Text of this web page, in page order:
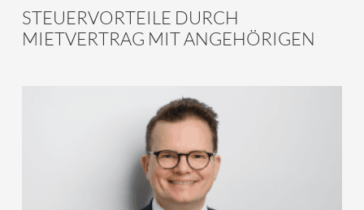
STEUERVORTEILE DURCH
MIETVERTRAG MIT ANGEHÖRIGEN